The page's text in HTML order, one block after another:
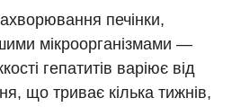
печінки,
мікроорганізмами —
гепатитів варіює від
що триває кілька тижнів,